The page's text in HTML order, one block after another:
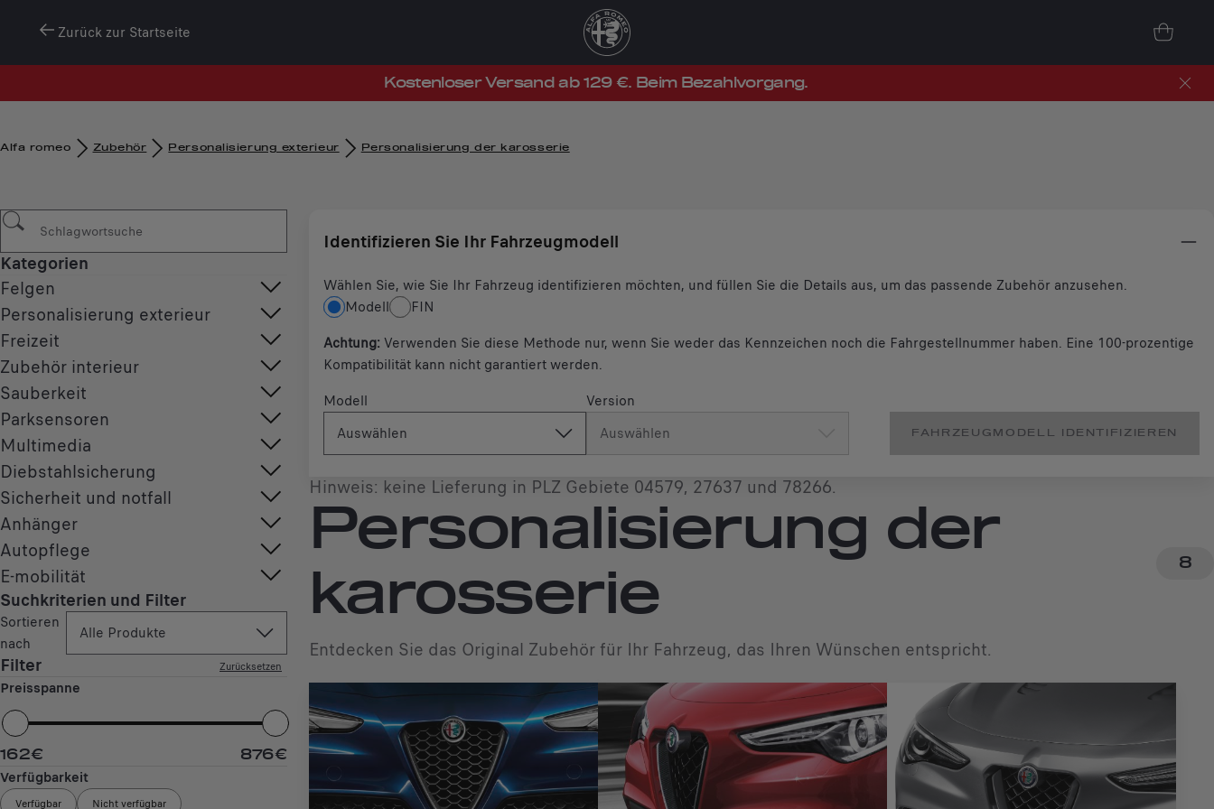
Zurück zur Startseite
Kostenloser Versand ab 129 €. Beim Bezahlvorgang.
Alfa romeo Zubehör​ Personalisierung exterieur Personalisierung der karosserie
Kategorien
Felgen
Personalisierung exterieur
Freizeit
Zubehör interieur
Sauberkeit
Parksensoren
Multimedia
Diebstahlsicherung
Sicherheit und notfall
Anhänger
Autopflege
E-mobilität
Suchkriterien und Filter
Sortieren
nach
Alle Produkte
Filter Zurücksetzen
Preisspanne
162€ 876€
Verfügbarkeit
Verfügbar Nicht verfügbar
Identifizieren Sie Ihr Fahrzeugmodell
Wählen Sie, wie Sie Ihr Fahrzeug identifizieren möchten, und füllen Sie die Details aus, um das passende Zubehör anzusehen.
Modell
FIN
Achtung: Verwenden Sie diese Methode nur, wenn Sie weder das Kennzeichen noch die Fahrgestellnummer haben. Eine 100-prozentige
Kompatibilität kann nicht garantiert werden.
Modell
Auswählen
Version
Auswählen
FAHRZEUGMODELL IDENTIFIZIEREN
Hinweis: keine Lieferung in PLZ Gebiete 04579, 27637 und 78266.
Personalisierung der
karosserie
8
Entdecken Sie das Original Zubehör für Ihr Fahrzeug, das Ihren Wünschen entspricht.